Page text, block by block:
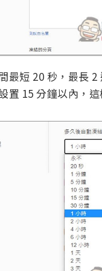
最短 20 秒，最長 2
置 15 分鐘以內，